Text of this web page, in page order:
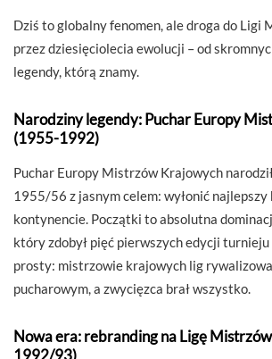
Dziś to globalny fenomen, ale droga do Ligi
przez dziesięciolecia ewolucji – od
legendy, którą znamy.
Narodziny legendy: Puchar Europy
(1955-1992)
Puchar Europy Mistrzów Krajowych
1955/56 z jasnym celem: wyłonić najlepszy
kontynencie. Początki to absolutna
który zdobył pięć pierwszych edycji turnieju
prosty: mistrzowie krajowych lig
pucharowym, a zwycięzca brał wszystko.
Nowa era: rebranding na Ligę
1992/93)